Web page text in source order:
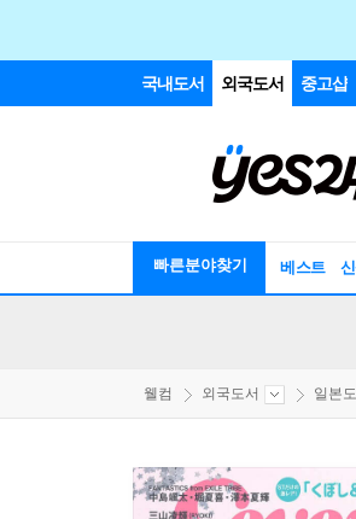
국내도서 외국도서 중고샵
빠른분야찾기 베스트
웰컴 외국도서 일본